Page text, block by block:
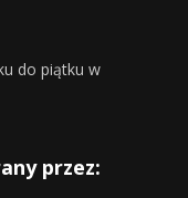
do piątku w
przez: